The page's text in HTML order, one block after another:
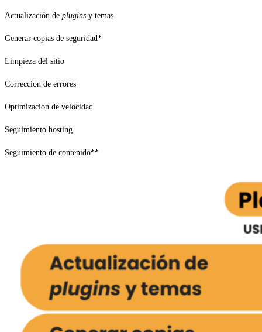
Actualización de plugins y temas
Generar copias de seguridad*
Limpieza del sitio
Corrección de errores
Optimización de velocidad
Seguimiento hosting
Seguimiento de contenido**